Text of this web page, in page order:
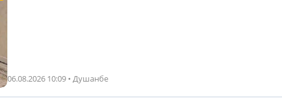
06.08.2026 10:09 • Душанбе